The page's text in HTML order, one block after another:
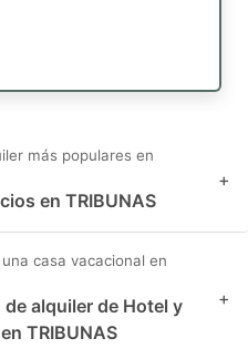
más populares en
en TRIBUNAS
+
casa vacacional en
alquiler de Hotel y
TRIBUNAS
+